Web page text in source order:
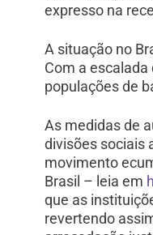
expresso na
A situação no
Com a
populações de
As medidas de
divisões sociais
movimento
Brasil – leia em
que as
revertendo